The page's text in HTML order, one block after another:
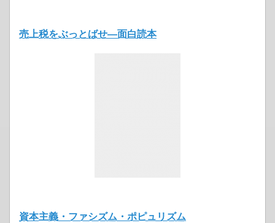
売上税をぶっとばせ―面白読本
資本主義・ファシズム・ポピュリズム